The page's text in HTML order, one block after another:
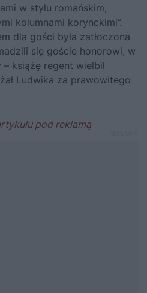
w stylu romańskim,
kolumnami korynckimi”.
dla gości była zatłoczona
się goście honorowi, w
książę regent wielbił
Ludwika za prawowitego